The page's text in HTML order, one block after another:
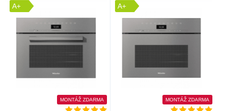
A+
MONTÁŽ ZDARMA
A+
MONTÁŽ ZDARMA